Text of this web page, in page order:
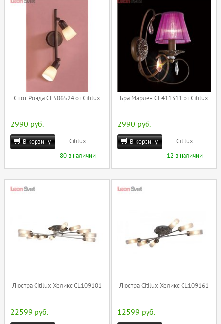
Спот Ронда CL506524 от Citilux
2990 руб.
В корзину
Citilux
80 в наличии
Бра Марлен CL411311 от Citilux
2990 руб.
В корзину
Citilux
12 в наличии
Люстра Citilux Хеликс CL109101
22599 руб.
Люстра Citilux Хеликс CL109161
12599 руб.